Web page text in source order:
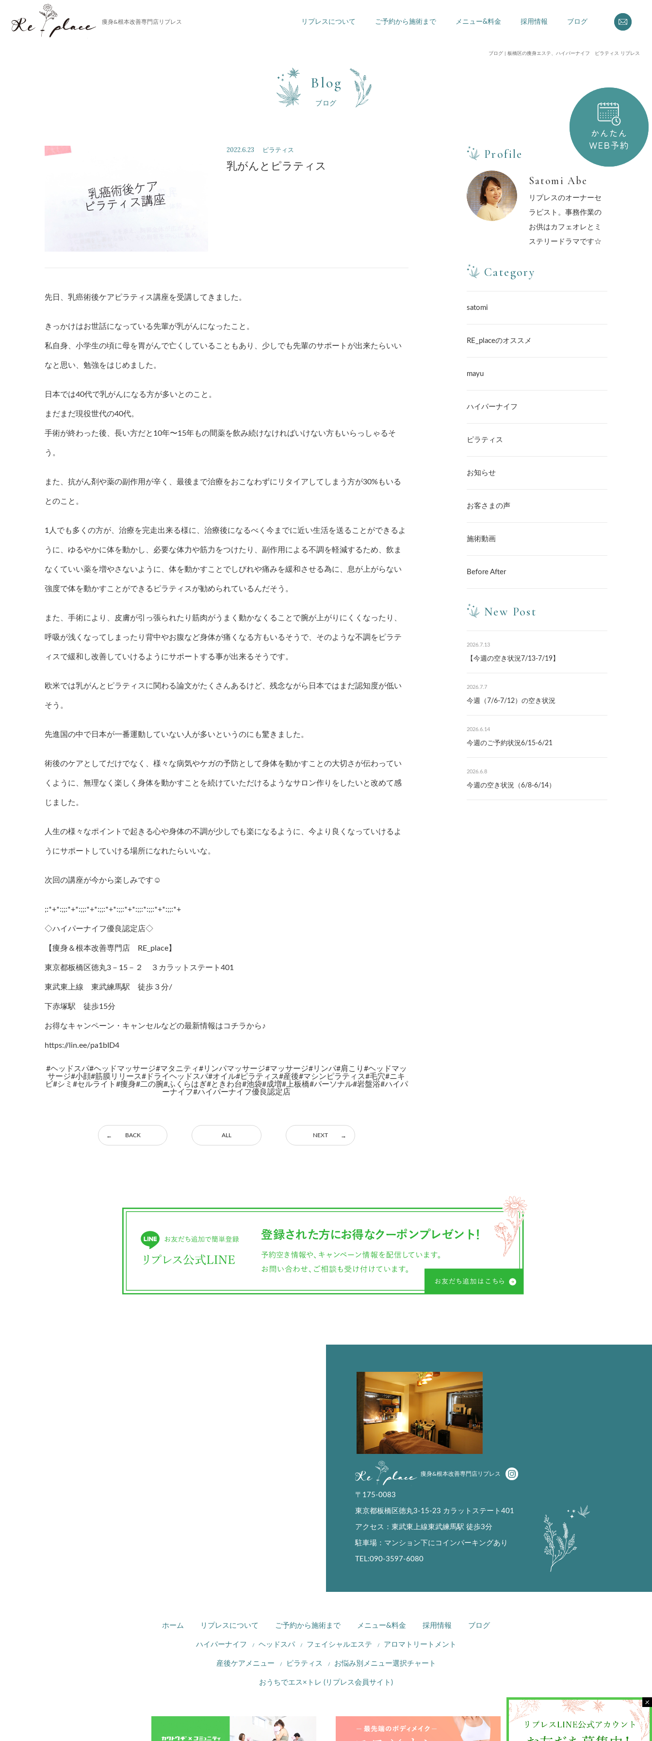
痩身&根本改善専門店リプレス リプレスについて ご予約から施術まで メニュー&料金 採用情報 ブログ
ブログ | 板橋区の痩身エステ、ハイパーナイフ ピラティス リプレス
Blog
ブログ
2022.6.23 ピラティス
乳がんとピラティス
先日、乳癌術後ケアピラティス講座を受講してきました。
きっかけはお世話になっている先輩が乳がんになったこと。
私自身、小学生の頃に母を胃がんで亡くしていることもあり、少しでも先輩のサポートが出来たらいい
なと思い、勉強をはじめました。
日本では40代で乳がんになる方が多いとのこと。
まだまだ現役世代の40代。
手術が終わった後、長い方だと10年〜15年もの間薬を飲み続けなければいけない方もいらっしゃるそ
う。
また、抗がん剤や薬の副作用が辛く、最後まで治療をおこなわずにリタイアしてしまう方が30%もいる
とのこと。
1人でも多くの方が、治療を完走出来る様に、治療後になるべく今までに近い生活を送ることができるよ
うに、ゆるやかに体を動かし、必要な体力や筋力をつけたり、副作用による不調を軽減するため、飲ま
なくていい薬を増やさないように、体を動かすことでしびれや痛みを緩和させる為に、息が上がらない
強度で体を動かすことができるピラティスが勧められているんだそう。
また、手術により、皮膚が引っ張られたり筋肉がうまく動かなくることで腕が上がりにくくなったり、
呼吸が浅くなってしまったり背中やお腹など身体が痛くなる方もいるそうで、そのような不調をピラテ
ィスで緩和し改善していけるようにサポートする事が出来るそうです。
欧米では乳がんとピラティスに関わる論文がたくさんあるけど、残念ながら日本ではまだ認知度が低い
そう。
先進国の中で日本が一番運動していない人が多いというのにも驚きました。
術後のケアとしてだけでなく、様々な病気やケガの予防として身体を動かすことの大切さが伝わってい
くように、無理なく楽しく身体を動かすことを続けていただけるようなサロン作りをしたいと改めて感
じました。
人生の様々なポイントで起きる心や身体の不調が少しでも楽になるように、今より良くなっていけるよ
うにサポートしていける場所になれたらいいな。
次回の講座が今から楽しみです☺︎
;:*+*:;;:*+*:;;:*+*:;;:*+*:;;:*+*:;;:*:;;:*+*:;;:*+
◇ハイパーナイフ優良認定店◇
【痩身＆根本改善専門店 RE_place】
東京都板橋区徳丸3－15－２ ３カラットステート401
東武東上線 東武練馬駅 徒歩３分/
下赤塚駅 徒歩15分
お得なキャンペーン・キャンセルなどの最新情報はコチラから♪
https://lin.ee/pa1bID4
#ヘッドスパ#ヘッドマッサージ#マタニティ#リンパマッサージ#マッサージ#リンパ#肩こり#ヘッドマッ
サージ#小顔#筋膜リリース#ドライヘッドスパ#オイル#ピラティス#産後#マシンピラティス#毛穴#ニキ
ビ#シミ#セルライト#痩身#二の腕#ふくらはぎ#ときわ台#池袋#成増#上板橋#パーソナル#岩盤浴#ハイパ
ーナイフ#ハイパーナイフ優良認定店
BACK ALL NEXT
Profile
Satomi Abe
リプレスのオーナーセ
ラピスト。事務作業の
お供はカフェオレとミ
ステリードラマです☆
Category
satomi
RE_placeのオススメ
mayu
ハイパーナイフ
ピラティス
お知らせ
お客さまの声
施術動画
Before After
New Post
2026.7.13
【今週の空き状況7/13-7/19】
2026.7.7
今週（7/6-7/12）の空き状況
2026.6.14
今週のご予約状況6/15-6/21
2026.6.8
今週の空き状況（6/8-6/14）
痩身&根本改善専門店リプレス
〒175-0083
東京都板橋区徳丸3-15-23 カラットステート401
アクセス：東武東上線東武練馬駅 徒歩3分
駐車場：マンション下にコインパーキングあり
TEL:090-3597-6080
ホーム リプレスについて ご予約から施術まで メニュー&料金 採用情報 ブログ
ハイパーナイフ ヘッドスパ フェイシャルエステ アロマトリートメント
産後ケアメニュー ピラティス お悩み別メニュー選択チャート
おうちでエス×トレ (リプレス会員サイト)